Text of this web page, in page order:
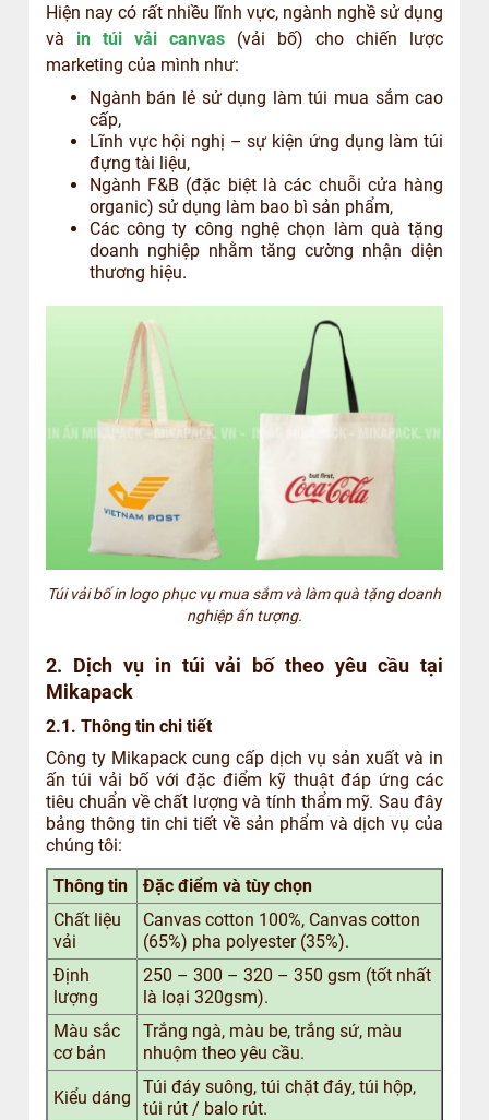
Hiện nay có rất nhiều lĩnh vực, ngành nghề sử dụng
và in túi vải canvas(vải bố) cho chiến lược
marketing của mình như:
Ngành bán lẻ sử dụng làm túi mua sắm cao
cấp,
Lĩnh vực hội nghị – sự kiện ứng dụng làm túi
đựng tài liệu,
Ngành F&B (đặc biệt là các chuỗi cửa hàng
organic) sử dụng làm bao bì sản phẩm,
Các công ty công nghệ chọn làm quà tặng
doanh nghiệp nhằm tăng cường nhận diện
thương hiệu.
Túi vải bố in logo phục vụ mua sắm và làm quà tặng doanh
nghiệp ấn tượng.
2. Dịch vụ in túi vải bố theo yêu cầu tại
Mikapack
2.1. Thông tin chi tiết
Công ty Mikapack cung cấp dịch vụ sản xuất và in
ấn túi vải bố với đặc điểm kỹ thuật đáp ứng các
tiêu chuẩn về chất lượng và tính thẩm mỹ. Sau đây
bảng thông tin chi tiết về sản phẩm và dịch vụ của
chúng tôi:
Thông tin
Đặc điểm và tùy chọn
Chất liệu
vải
Canvas cotton 100%, Canvas cotton
(65%) pha polyester (35%).
Định
lượng
250 – 300 – 320 – 350 gsm (tốt nhất
là loại 320gsm).
Màu sắc
cơ bản
Trắng ngà, màu be, trắng sứ, màu
nhuộm theo yêu cầu.
Kiểu dáng
Túi đáy suông, túi chặt đáy, túi hộp,
túi rút / balo rút.